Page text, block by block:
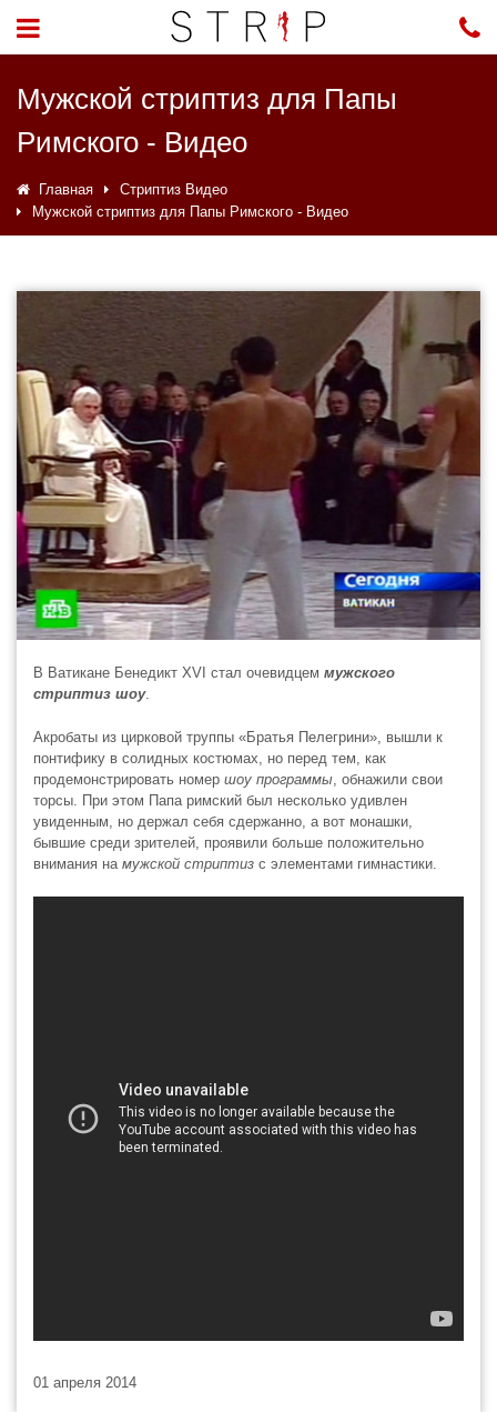
Мужской стриптиз для Папы
Римского - Видео
Главная
Стриптиз Видео
Мужской стриптиз для Папы Римского - Видео
В Ватикане Бенедикт XVI стал очевидцем мужского
стриптиз шоу.
Акробаты из цирковой труппы «Братья Пелегрини», вышли к
понтифику в солидных костюмах, но перед тем, как
продемонстрировать номер шоу программы , обнажили свои
торсы. При этом Папа римский был несколько удивлен
увиденным, но держал себя сдержанно, а вот монашки,
бывшие среди зрителей, проявили больше положительно
внимания на мужской стриптиз с элементами гимнастики.
01 апреля 2014